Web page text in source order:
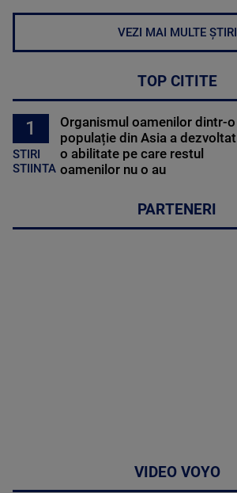
VEZI MAI MULTE ȘTIRI
TOP CITITE
1
STIRI
STIINTA
Organismul oamenilor dintr-o
populație din Asia a dezvoltat
o abilitate pe care restul
oamenilor nu o au
PARTENERI
VIDEO VOYO